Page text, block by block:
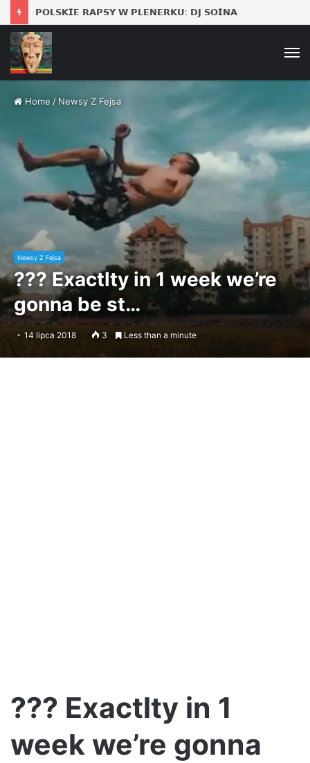
𝗣𝗢𝗟𝗦𝗞𝗜𝗘 𝗥𝗔𝗣𝗦𝗬 𝗪 𝗣𝗟𝗘𝗡𝗘𝗥𝗞𝗨: 𝗗𝗝 𝗦𝗢𝗜𝗡𝗔
Home / Newsy Z Fejsa
Newsy Z Fejsa
??? Exactlty in 1 week we’re
gonna be st…
14 lipca 2018 3 Less than a minute
??? Exactlty in 1
week we’re gonna